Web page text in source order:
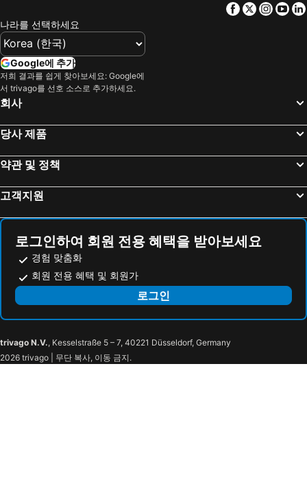
Facebook
Twitter
나라를 선택하세요
Google에 추가
저희 결과를 쉽게 찾아보세요: Google에
서 trivago를 선호 소스로 추가하세요.
회사
당사 제품
약관 및 정책
고객지원
로그인하여 회원 전용 혜택을 받아보세요
경험 맞춤화
회원 전용 혜택 및 회원가
로그인
trivago N.V., Kesselstraße 5 – 7, 40221 Düsseldorf, Germany
2026 trivago | 무단 복사, 이동 금지.